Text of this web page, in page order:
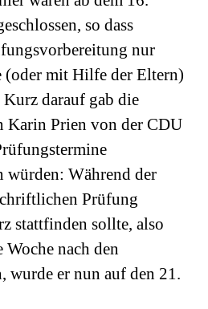
so dass
nur
(oder mit Hilfe der Eltern)
darauf gab die
Karin Prien von der CDU
würden: Während der
Prüfung
stattfinden sollte, also
Woche nach den
wurde er nun auf den 21.